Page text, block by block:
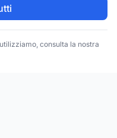
consulta la nostra